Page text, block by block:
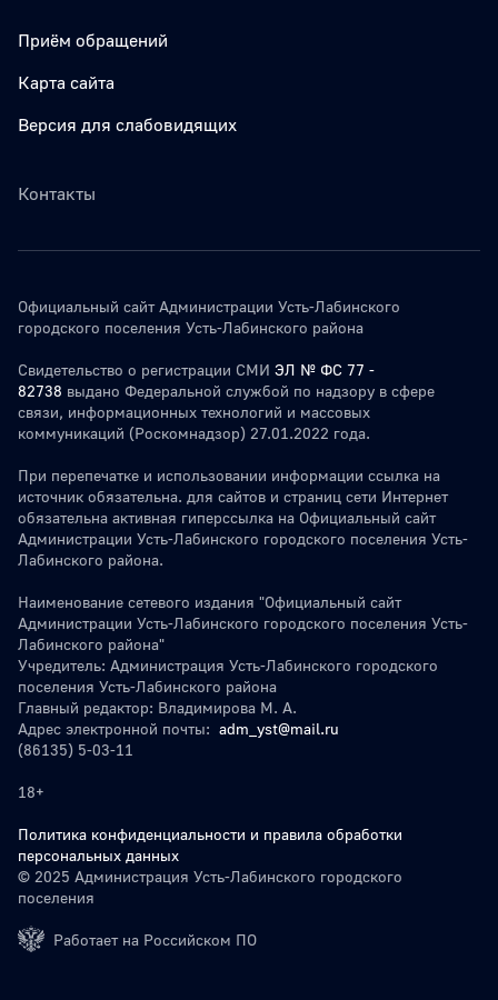
Приём обращений
Карта сайта
Версия для слабовидящих
Контакты
Официальный сайт Администрации Усть-Лабинского
городского поселения Усть-Лабинского района
Свидетельство о регистрации СМИ ЭЛ № ФС 77 -
82738 выдано Федеральной службой по надзору в сфере
связи, информационных технологий и массовых
коммуникаций (Роскомнадзор) 27.01.2022 года.
При перепечатке и использовании информации ссылка на
источник обязательна. для сайтов и страниц сети Интернет
обязательна активная гиперссылка на Официальный сайт
Администрации Усть-Лабинского городского поселения Усть-
Лабинского района.
Наименование сетевого издания "Официальный сайт
Администрации Усть-Лабинского городского поселения Усть-
Лабинского района"
Учредитель: Администрация Усть-Лабинского городского
поселения Усть-Лабинского района
Главный редактор: Владимирова М. А.
Адрес электронной почты: adm_yst@mail.ru
(86135) 5-03-11
18+
Политика конфиденциальности и правила обработки
персональных данных
© 2025 Администрация Усть-Лабинского городского
поселения
Работает на Российском ПО